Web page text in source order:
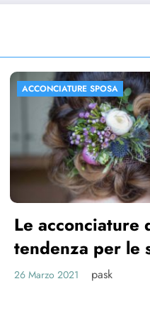
ACCONCIATURE SPOSA